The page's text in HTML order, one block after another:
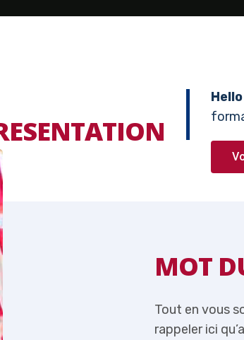
je me permets de
plus question de parler
MOT
Tout en vous
rappeler ici